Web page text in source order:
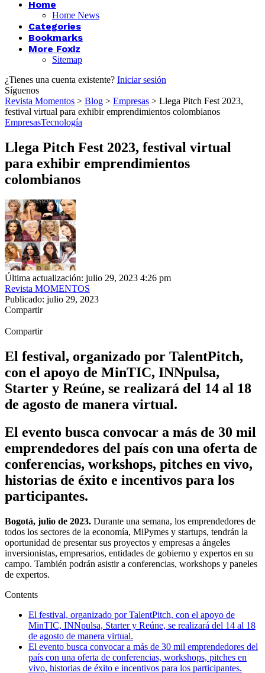
Home
Home News
Categories
Bookmarks
More Foxiz
Sitemap
¿Tienes una cuenta existente? Iniciar sesión
Síguenos
Revista Momentos > Blog > Empresas > Llega Pitch Fest 2023,
festival virtual para exhibir emprendimientos colombianos
EmpresasTecnología
Llega Pitch Fest 2023, festival virtual
para exhibir emprendimientos
colombianos
Última actualización: julio 29, 2023 4:26 pm
Revista MOMENTOS
Publicado: julio 29, 2023
Compartir
Compartir
El festival, organizado por TalentPitch,
con el apoyo de MinTIC, INNpulsa,
Starter y Reúne, se realizará del 14 al 18
de agosto de manera virtual.
El evento busca convocar a más de 30 mil
emprendedores del país con una oferta de
conferencias, workshops, pitches en vivo,
historias de éxito e incentivos para los
participantes.
Bogotá, julio de 2023. Durante una semana, los emprendedores de
todos los sectores de la economía, MiPymes y startups, tendrán la
oportunidad de presentar sus proyectos y empresas a ángeles
inversionistas, empresarios, entidades de gobierno y expertos en su
campo. También podrán asistir a conferencias, workshops y paneles
de expertos.
Contents
El festival, organizado por TalentPitch, con el apoyo de
MinTIC, INNpulsa, Starter y Reúne, se realizará del 14 al 18
de agosto de manera virtual.
El evento busca convocar a más de 30 mil emprendedores del
país con una oferta de conferencias, workshops, pitches en
vivo, historias de éxito e incentivos para los participantes.